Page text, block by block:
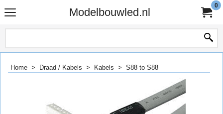
Modelbouwled.nl
0
Home > Draad / Kabels > Kabels > S88 to S88